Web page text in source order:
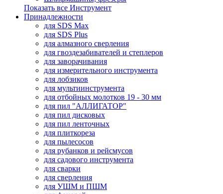
Показать все Инструмент
Принадлежности
для SDS Max
для SDS Plus
для алмазного сверления
для гвоздезабивателей и степлеров
для заворачивания
для измерительного инструмента
для лобзиков
для мультиинструмента
для отбойных молотков 19 - 30 мм
для пил "АЛЛИГАТОР"
для пил дисковых
для пил ленточных
для плиткореза
для пылесосов
для рубанков и рейсмусов
для садового инструмента
для сварки
для сверления
для УШМ и ПШМ